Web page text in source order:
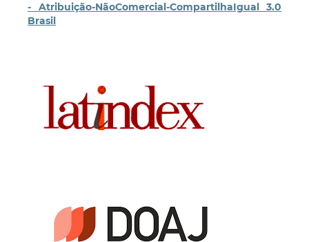
- Atribuição-NãoComercial-CompartilhaIgual 3.0
Brasil